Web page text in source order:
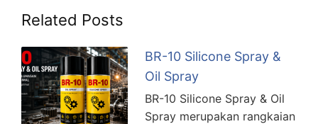
Related Posts
BR-10 Silicone Spray &
Oil Spray
BR-10 Silicone Spray & Oil
Spray merupakan rangkaian